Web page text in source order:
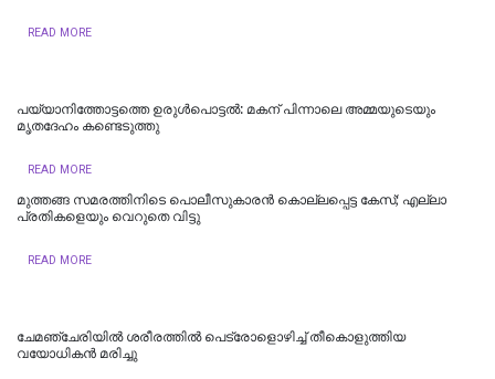
READ MORE
പയ്യാനിത്തോട്ടത്തെ ഉരുൾപൊട്ടൽ: മകന് പിന്നാലെ അമ്മയുടെയും
മൃതദേഹം കണ്ടെടുത്തു
READ MORE
മുത്തങ്ങ സമരത്തിനിടെ പൊലീസുകാരൻ കൊല്ലപ്പെട്ട കേസ്; എല്ലാ
പ്രതികളെയും വെറുതെ വിട്ടു
READ MORE
ചേമഞ്ചേരിയില്‍ ശരീരത്തില്‍ പെട്രോളൊഴിച്ച് തീകൊളുത്തിയ
വയോധികന്‍ മരിച്ചു